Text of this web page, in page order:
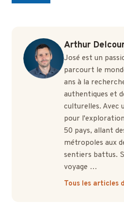
Arthur
José est un
parcourt le
ans à la
authentiques et
culturelles. Avec
pour
50 pays, allant
métropoles aux
sentiers battus.
voyage …
Tous les articles